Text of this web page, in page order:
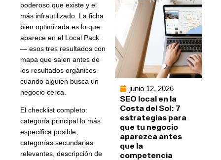
poderoso que existe y el
más infrautilizado. La ficha
bien optimizada es lo que
aparece en el Local Pack
— esos tres resultados con
mapa que salen antes de
los resultados orgánicos
cuando alguien busca un
negocio cerca.
El checklist completo:
categoría principal lo más
específica posible,
categorías secundarias
relevantes, descripción de
junio 12, 2026
SEO local en la
Costa del Sol: 7
estrategias para
que tu negocio
aparezca antes
que la
competencia